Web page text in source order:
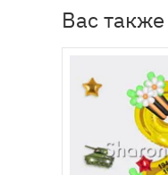
Вас